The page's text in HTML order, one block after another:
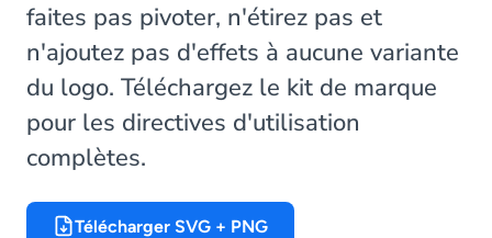
faites pas pivoter, n'étirez pas et
n'ajoutez pas d'effets à aucune variante
du logo. Téléchargez le kit de marque
pour les directives d'utilisation
complètes.
Télécharger SVG + PNG